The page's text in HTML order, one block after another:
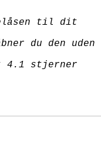
til dit
du den uden
4.1 stjerner